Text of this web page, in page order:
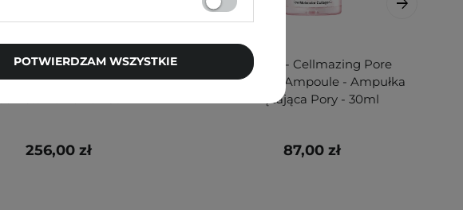
- Crystal Retinal 1 -
i Delikatne Serum
256,00 zł
Torriden - Cellmazing Pore
Perfecting Ampoule - Ampułka
Zwężająca Pory - 30ml
87,00 zł
POTWIERDZAM WSZYSTKIE